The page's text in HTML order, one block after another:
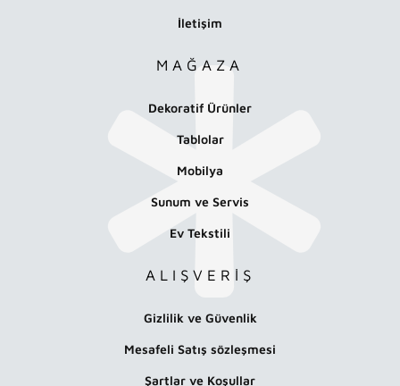
İletişim
MAĞAZA
Dekoratif Ürünler
Tablolar
Mobilya
Sunum ve Servis
Ev Tekstili
ALIŞVERİŞ
Gizlilik ve Güvenlik
Mesafeli Satış sözleşmesi
Şartlar ve Koşullar